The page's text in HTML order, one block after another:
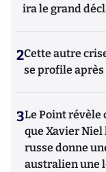
ira le grand
2Cette autre
se profile après
3Le Point révèle
que Xavier Niel
russe donne
australien une